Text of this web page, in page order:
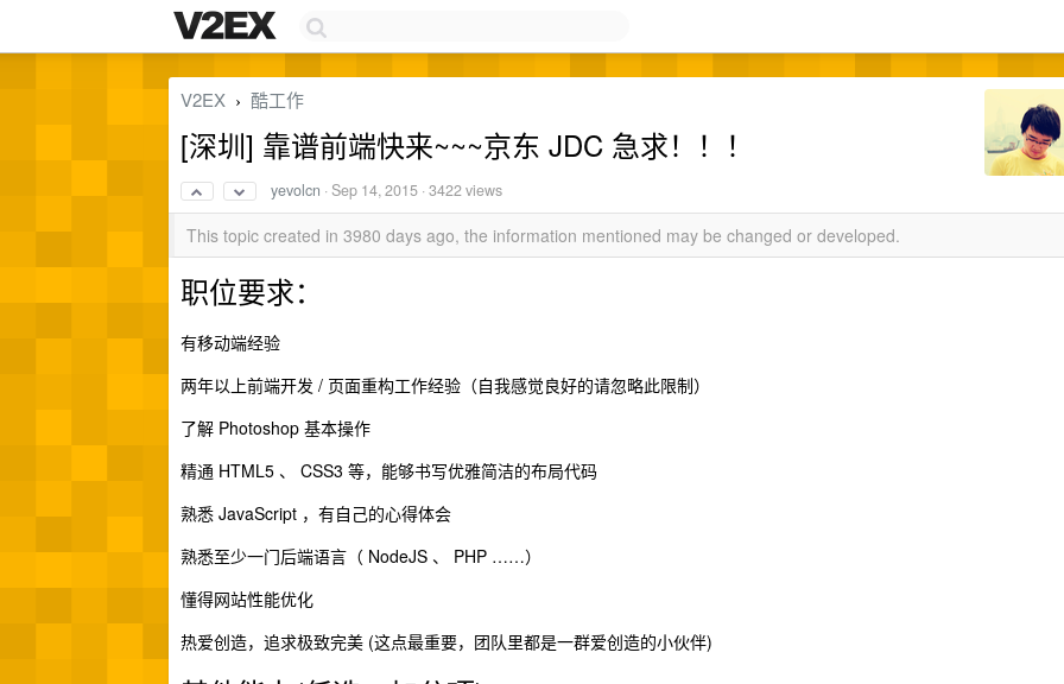
V2EX › 酷工作
[深圳] 靠谱前端快来~~~京东 JDC 急求！！！
yevolcn ·Sep 14, 2015 · 3422 views
This topic created in 3980 days ago, the information mentioned may be changed or developed.
职位要求：
有移动端经验
两年以上前端开发 / 页面重构工作经验（自我感觉良好的请忽略此限制）
了解 Photoshop 基本操作
精通 HTML5 、 CSS3 等，能够书写优雅简洁的布局代码
熟悉 JavaScript ，有自己的心得体会
熟悉至少一门后端语言（ NodeJS 、 PHP ……）
懂得网站性能优化
热爱创造，追求极致完美 (这点最重要，团队里都是一群爱创造的小伙伴)